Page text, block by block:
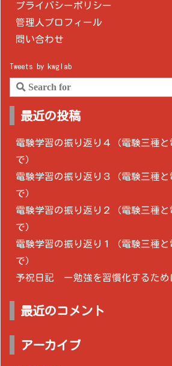
プライバシーポリシー
管理人プロフィール
問い合わせ
Tweets by kwglab
最近の投稿
電験学習の振り返り４（電験三種と
で）
電験学習の振り返り３（電験三種と
で）
電験学習の振り返り２（電験三種と
で）
電験学習の振り返り１（電験三種と
で）
予祝日記 ー勉強を習慣化するため
最近のコメント
アーカイブ